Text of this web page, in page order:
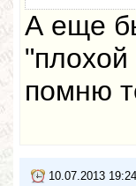
А еще
помню
10.07.2013 19:24